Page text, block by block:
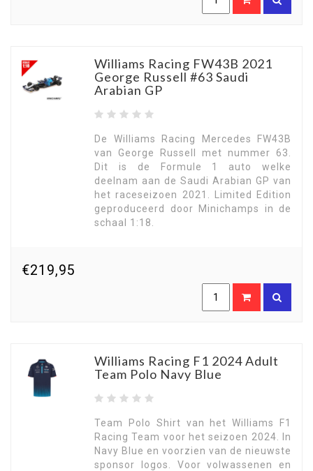
Williams Racing FW43B 2021
George Russell #63 Saudi
Arabian GP
De Williams Racing Mercedes FW43B
van George Russell met nummer 63.
Dit is de Formule 1 auto welke
deelnam aan de Saudi Arabian GP van
het raceseizoen 2021. Limited Edition
geproduceerd door Minichamps in de
schaal 1:18.
€219,95
Williams Racing F1 2024 Adult
Team Polo Navy Blue
Team Polo Shirt van het Williams F1
Racing Team voor het seizoen 2024. In
Navy Blue en voorzien van de nieuwste
sponsor logos. Voor volwassenen en